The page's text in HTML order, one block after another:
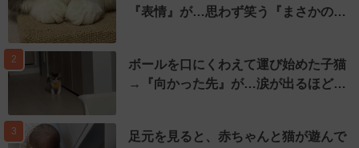
『表情』が…思わず笑う『まさかの…
2
ボールを口にくわえて運び始めた子猫
→『向かった先』が…涙が出るほど…
3
足元を見ると、赤ちゃんと猫が遊んで